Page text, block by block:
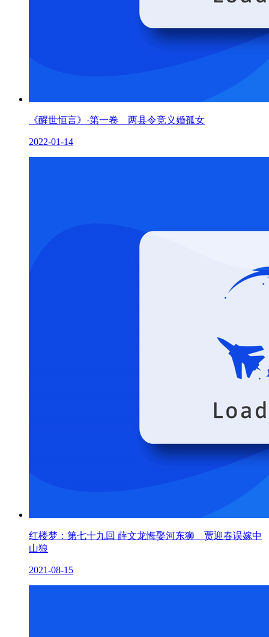
《醒世恒言》·第一卷 两县令竞义婚孤女
2022-01-14
红楼梦：第七十九回 薛文龙悔娶河东狮 贾迎春误嫁中
山狼
2021-08-15